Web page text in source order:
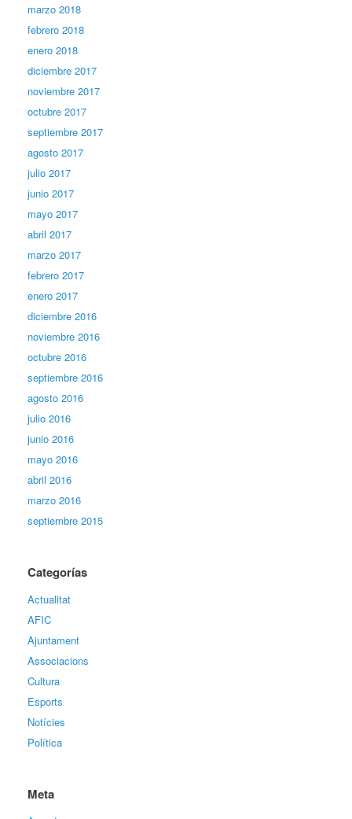
marzo 2018
febrero 2018
enero 2018
diciembre 2017
noviembre 2017
octubre 2017
septiembre 2017
agosto 2017
julio 2017
junio 2017
mayo 2017
abril 2017
marzo 2017
febrero 2017
enero 2017
diciembre 2016
noviembre 2016
octubre 2016
septiembre 2016
agosto 2016
julio 2016
junio 2016
mayo 2016
abril 2016
marzo 2016
septiembre 2015
Categorías
Actualitat
AFIC
Ajuntament
Associacions
Cultura
Esports
Notícies
Política
Meta